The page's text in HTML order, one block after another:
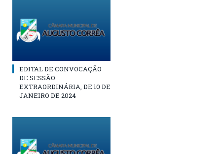
EDITAL DE CONVOCAÇÃO
DE SESSÃO
EXTRAORDINÁRIA, DE 10 DE
JANEIRO DE 2024